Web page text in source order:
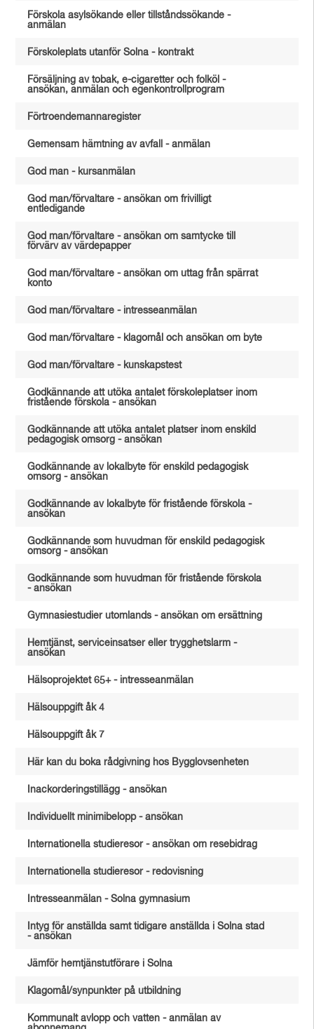
Förskola asylsökande eller tillståndssökande -
anmälan
Förskoleplats utanför Solna - kontrakt
Försäljning av tobak, e-cigaretter och folköl -
ansökan, anmälan och egenkontrollprogram
Förtroendemannaregister
Gemensam hämtning av avfall - anmälan
God man - kursanmälan
God man/förvaltare - ansökan om frivilligt
entledigande
God man/förvaltare - ansökan om samtycke till
förvärv av värdepapper
God man/förvaltare - ansökan om uttag från spärrat
konto
God man/förvaltare - intresseanmälan
God man/förvaltare - klagomål och ansökan om byte
God man/förvaltare - kunskapstest
Godkännande att utöka antalet förskoleplatser inom
fristående förskola - ansökan
Godkännande att utöka antalet platser inom enskild
pedagogisk omsorg - ansökan
Godkännande av lokalbyte för enskild pedagogisk
omsorg - ansökan
Godkännande av lokalbyte för fristående förskola -
ansökan
Godkännande som huvudman för enskild pedagogisk
omsorg - ansökan
Godkännande som huvudman för fristående förskola
- ansökan
Gymnasiestudier utomlands - ansökan om ersättning
Hemtjänst, serviceinsatser eller trygghetslarm -
ansökan
Hälsoprojektet 65+ - intresseanmälan
Hälsouppgift åk 4
Hälsouppgift åk 7
Här kan du boka rådgivning hos Bygglovsenheten
Inackorderingstillägg - ansökan
Individuellt minimibelopp - ansökan
Internationella studieresor - ansökan om resebidrag
Internationella studieresor - redovisning
Intresseanmälan - Solna gymnasium
Intyg för anställda samt tidigare anställda i Solna stad
- ansökan
Jämför hemtjänstutförare i Solna
Klagomål/synpunkter på utbildning
Kommunalt avlopp och vatten - anmälan av